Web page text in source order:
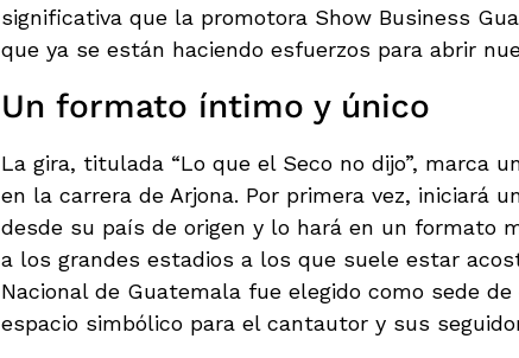
significativa que la promotora Show Business
que ya se están haciendo esfuerzos para abrir
Un formato íntimo y único
La gira, titulada “Lo que el Seco no dijo”, marca
en la carrera de Arjona. Por primera vez, iniciará
desde su país de origen y lo hará en un formato
a los grandes estadios a los que suele estar
Nacional de Guatemala fue elegido como sede
espacio simbólico para el cantautor y sus